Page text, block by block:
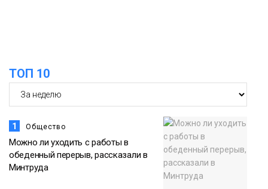
ТОП 10
1 Общество
Можно ли уходить с работы в
обеденный перерыв, рассказали в
Минтруда